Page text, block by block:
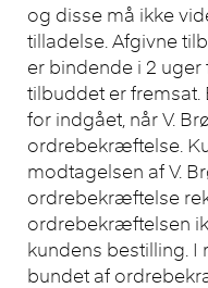
og disse må ikke
tilladelse. Afgivne
er bindende i 2 uger
tilbuddet er fremsat.
for indgået, når V.
ordrebekræftelse.
modtagelsen af V.
ordrebekræftelse
ordrebekræftelsen
kundens bestilling. I
bundet af